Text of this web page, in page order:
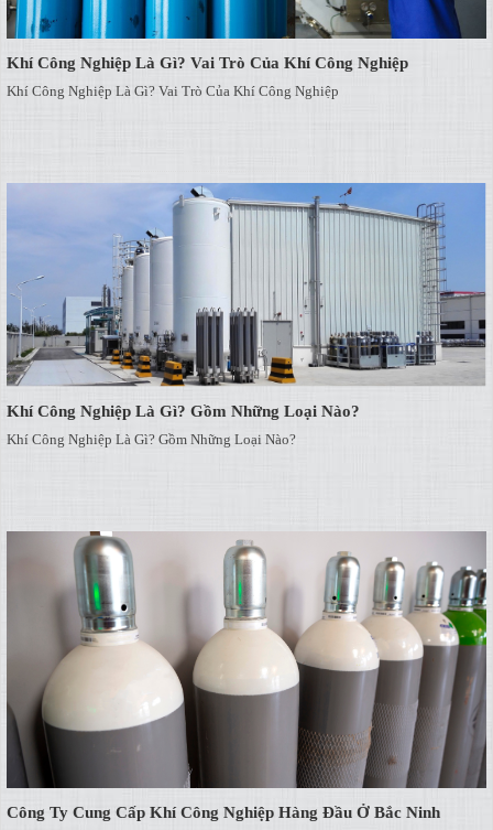
Khí Công Nghiệp Là Gì? Vai Trò Của Khí Công Nghiệp
Khí Công Nghiệp Là Gì? Vai Trò Của Khí Công Nghiệp
Khí Công Nghiệp Là Gì? Gồm Những Loại Nào?
Khí Công Nghiệp Là Gì? Gồm Những Loại Nào?
Công Ty Cung Cấp Khí Công Nghiệp Hàng Đầu Ở Bắc Ninh